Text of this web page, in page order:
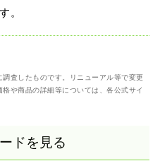
。
査したものです。リニューアル等で変更
や商品の詳細等については、各公式サイ
ドを見る